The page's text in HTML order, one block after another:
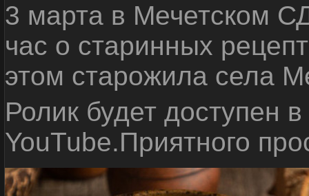
3 марта в Мечетском
час о старинных
этом старожила села
Ролик будет доступен
YouTube.Приятного